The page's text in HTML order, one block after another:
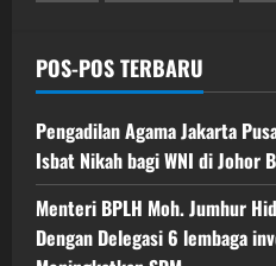
POS-POS TERBARU
Pengadilan Agama Jakarta
Isbat Nikah bagi WNI di Johor
Menteri BPLH Moh. Jumhur
Dengan Delegasi 6 lembaga